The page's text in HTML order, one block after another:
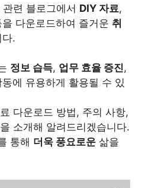
련 블로그에서 DIY 자료,
다운로드하여 즐거운 취
.
정보 습득, 업무 효율 증진,
에 유용하게 활용될 수 있
다운로드 방법, 주의 사항,
소개해 알려드리겠습니다.
통해 더욱 풍요로운 삶을